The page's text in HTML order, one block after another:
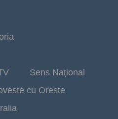
Sens Național
cu Oreste